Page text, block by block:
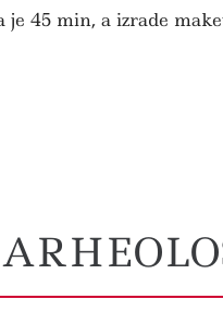
je 45 min, a izrade